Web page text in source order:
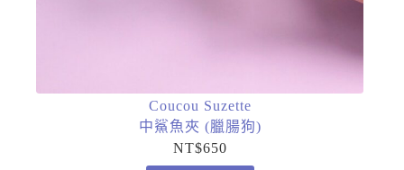
Coucou Suzette
中鯊魚夾 (臘腸狗)
NT$650